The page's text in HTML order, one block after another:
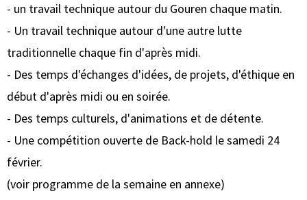
- un travail technique autour du Gouren chaque matin.
- Un travail technique autour d'une autre lutte
traditionnelle chaque fin d'après midi.
- Des temps d'échanges d'idées, de projets, d'éthique en
début d'après midi ou en soirée.
- Des temps culturels, d'animations et de détente.
- Une compétition ouverte de Back-hold le samedi 24
février.
(voir programme de la semaine en annexe)